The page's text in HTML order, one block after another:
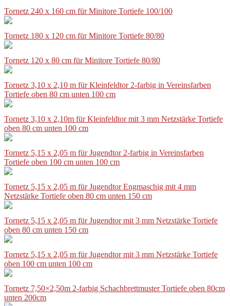
Tornetz 240 x 160 cm für Minitore Tortiefe 100/100
Tornetz 180 x 120 cm für Minitore Tortiefe 80/80
Tornetz 120 x 80 cm für Minitore Tortiefe 80/80
Tornetz 3,10 x 2,10 m für Kleinfeldtor 2-farbig in Vereinsfarben
Tortiefe oben 80 cm unten 100 cm
Tornetz 3,10 x 2,10m für Kleinfeldtor mit 3 mm Netzstärke Tortiefe
oben 80 cm unten 100 cm
Tornetz 5,15 x 2,05 m für Jugendtor 2-farbig in Vereinsfarben
Tortiefe oben 100 cm unten 100 cm
Tornetz 5,15 x 2,05 m für Jugendtor Engmaschig mit 4 mm
Netzstärke Tortiefe oben 80 cm unten 150 cm
Tornetz 5,15 x 2,05 m für Jugendtor mit 3 mm Netzstärke Tortiefe
oben 80 cm unten 150 cm
Tornetz 5,15 x 2,05 m für Jugendtor mit 3 mm Netzstärke Tortiefe
oben 100 cm unten 100 cm
Tornetz 7,50×2,50m 2-farbig Schachbrettmuster Tortiefe oben 80cm
unten 200cm